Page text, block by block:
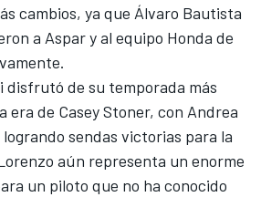
cambios, ya que Álvaro Bautista
a Aspar y al equipo Honda de
disfrutó de su temporada más
era de Casey Stoner, con Andrea
sendas victorias para la
aún representa un enorme
un piloto que no ha conocido